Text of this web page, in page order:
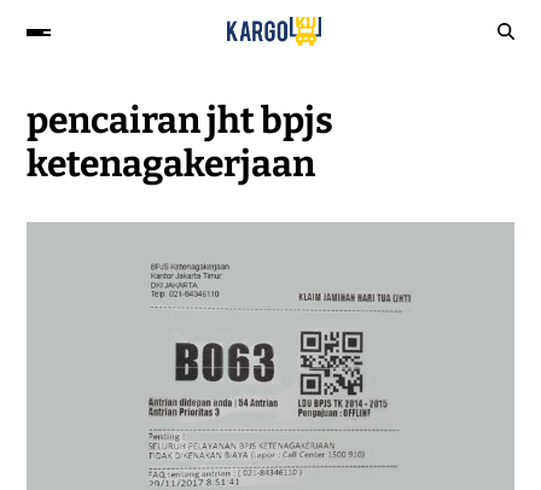
pencairan jht bpjs
ketenagakerjaan